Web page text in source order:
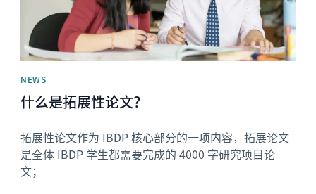
NEWS
什么是拓展性论文？
拓展性论文作为 IBDP 核心部分的一项内容，拓展论文
是全体 IBDP 学生都需要完成的 4000 字研究项目论
文；